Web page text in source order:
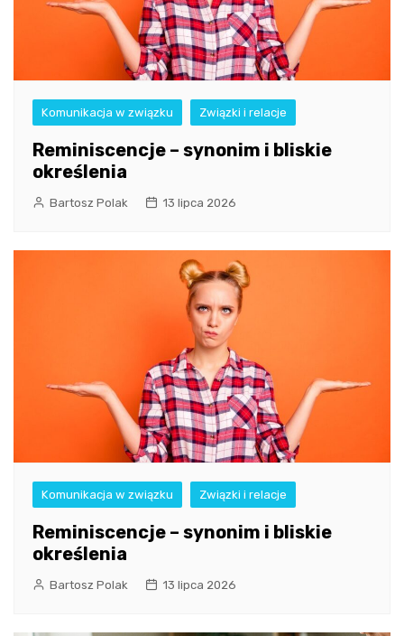
Komunikacja w związku Związki i relacje
Reminiscencje – synonim i bliskie
określenia
Bartosz Polak 13 lipca 2026
Komunikacja w związku Związki i relacje
Reminiscencje – synonim i bliskie
określenia
Bartosz Polak 13 lipca 2026